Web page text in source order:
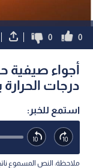
0
0
أجواء صيفية
درجات
استمع للخبر:
ملاحظة: النص المسموع